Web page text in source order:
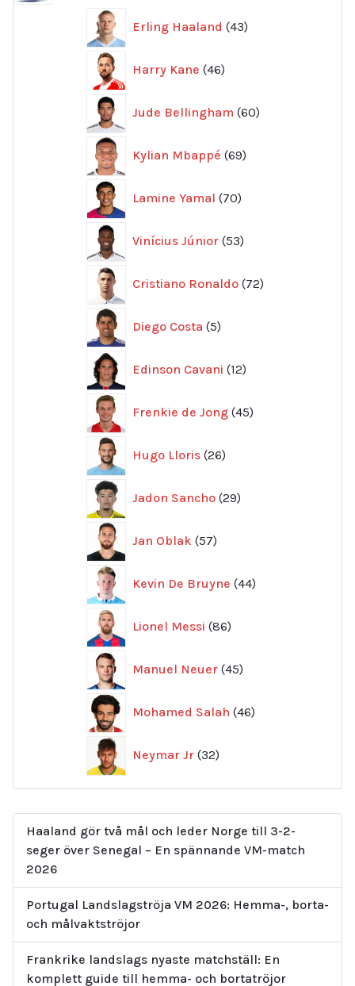
Erling Haaland 43
produkter
Harry Kane 46
produkter
Jude Bellingham 60
produkter
Kylian Mbappé 69
produkter
Lamine Yamal 70
produkter
Vinícius Júnior 53
produkter
Cristiano Ronaldo 72
produkter
Diego Costa 5
produkter
Edinson Cavani 12
produkter
Frenkie de Jong 45
produkter
Hugo Lloris 26
produkter
Jadon Sancho 29
produkter
Jan Oblak 57
produkter
Kevin De Bruyne 44
produkter
Lionel Messi 86
produkter
Manuel Neuer 45
produkter
Mohamed Salah 46
produkter
Neymar Jr 32
produkter
Haaland gör två mål och leder Norge till 3-2-
seger över Senegal – En spännande VM-match
2026
Portugal Landslagströja VM 2026: Hemma-, borta-
och målvaktströjor
Frankrike landslags nyaste matchställ: En
komplett guide till hemma- och bortatröjor